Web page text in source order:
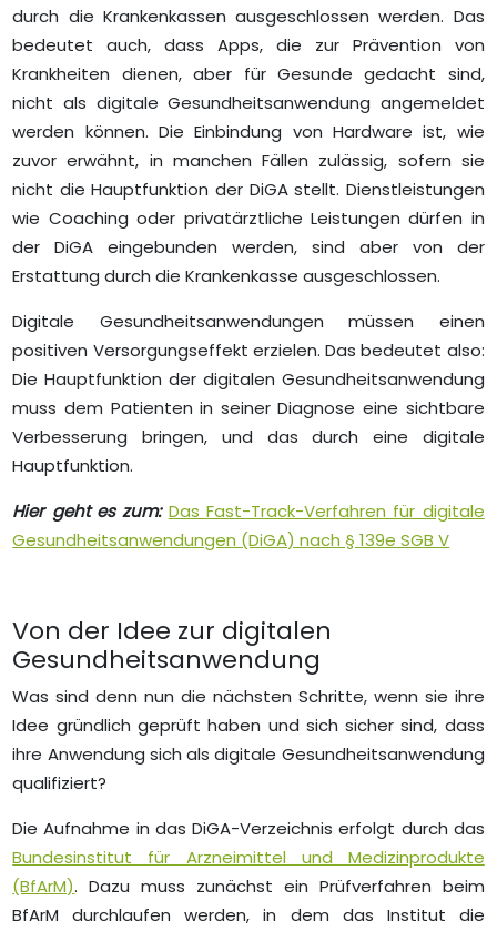
durch die Krankenkassen ausgeschlossen werden. Das
bedeutet auch, dass Apps, die zur Prävention von
Krankheiten dienen, aber für Gesunde gedacht sind,
nicht als digitale Gesundheitsanwendung angemeldet
werden können. Die Einbindung von Hardware ist, wie
zuvor erwähnt, in manchen Fällen zulässig, sofern sie
nicht die Hauptfunktion der DiGA stellt. Dienstleistungen
wie Coaching oder privatärztliche Leistungen dürfen in
der DiGA eingebunden werden, sind aber von der
Erstattung durch die Krankenkasse ausgeschlossen.
Digitale Gesundheitsanwendungen müssen einen
positiven Versorgungseffekt erzielen. Das bedeutet also:
Die Hauptfunktion der digitalen Gesundheitsanwendung
muss dem Patienten in seiner Diagnose eine sichtbare
Verbesserung bringen, und das durch eine digitale
Hauptfunktion.
Hier geht es zum: Das Fast-Track-Verfahren für digitale
Gesundheitsanwendungen (DiGA) nach § 139e SGB V
Von der Idee zur digitalen
Gesundheitsanwendung
Was sind denn nun die nächsten Schritte, wenn sie ihre
Idee gründlich geprüft haben und sich sicher sind, dass
ihre Anwendung sich als digitale Gesundheitsanwendung
qualifiziert?
Die Aufnahme in das DiGA-Verzeichnis erfolgt durch das
Bundesinstitut für Arzneimittel und Medizinprodukte
(BfArM). Dazu muss zunächst ein Prüfverfahren beim
BfArM durchlaufen werden, in dem das Institut die